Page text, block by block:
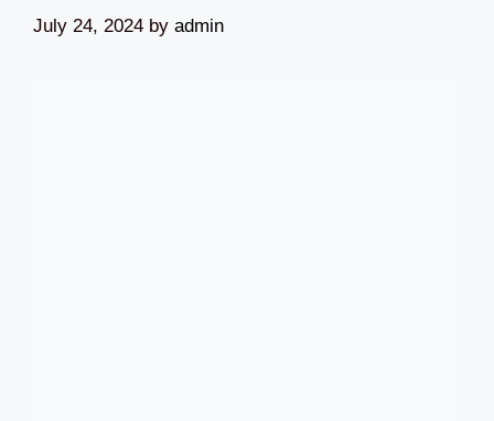
July 24, 2024 by admin